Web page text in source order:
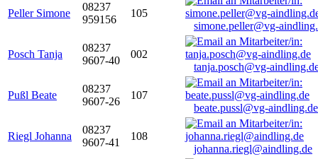
Peller Simone
08237
959156
105
simone.peller@vg-
Posch Tanja
08237
9607-40
002
tanja.posch@vg-
Pußl Beate
08237
9607-26
107
beate.pussl@vg-aindling.de
Riegl Johanna
08237
9607-41
108
johanna.riegl@aindling.de